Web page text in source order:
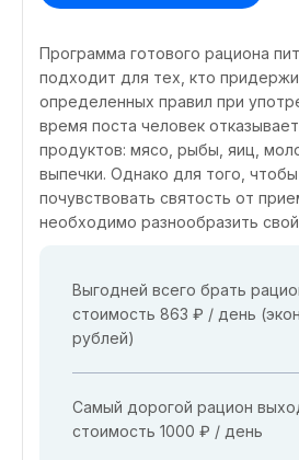
Программа готового рациона
подходит для тех, кто
определенных правил при
время поста человек
продуктов: мясо, рыбы, яиц,
выпечки. Однако для того,
почувствовать святость от
необходимо разнообразить свой
Выгодней всего брать
стоимость 863 ₽ / день
рублей)
Самый дорогой рацион
стоимость 1000 ₽ / день